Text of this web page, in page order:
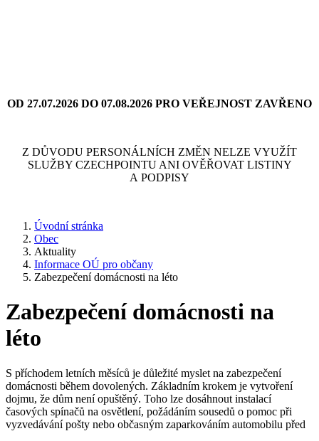
OD 27.07.2026 DO 07.08.2026 PRO VEŘEJNOST ZAVŘENO
Z DŮVODU PERSONÁLNÍCH ZMĚN NELZE VYUŽÍT
SLUŽBY CZECHPOINTU ANI OVĚŘOVAT LISTINY
A PODPISY
Úvodní stránka
Obec
Aktuality
Informace OÚ pro občany
Zabezpečení domácnosti na léto
Zabezpečení domácnosti na
léto
S příchodem letních měsíců je důležité myslet na zabezpečení
domácnosti během dovolených. Základním krokem je vytvoření
dojmu, že dům není opuštěný. Toho lze dosáhnout instalací
časových spínačů na osvětlení, požádáním sousedů o pomoc při
vyzvedávání pošty nebo občasným zaparkováním automobilu před